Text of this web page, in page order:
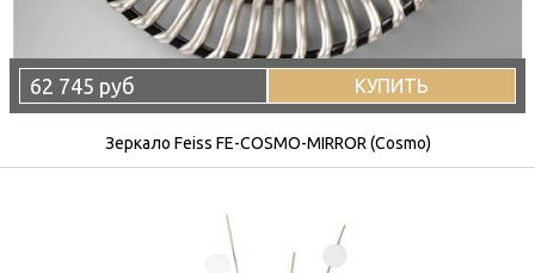
62 745 руб КУПИТЬ
Зеркало Feiss FE-COSMO-MIRROR (Cosmo)